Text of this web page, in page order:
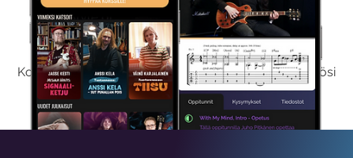
Kokeile Ilmaiseksi
Kokeilemalla ilmaiseksi saat koko sisältömme käyttöösi
viikon ajaksi.